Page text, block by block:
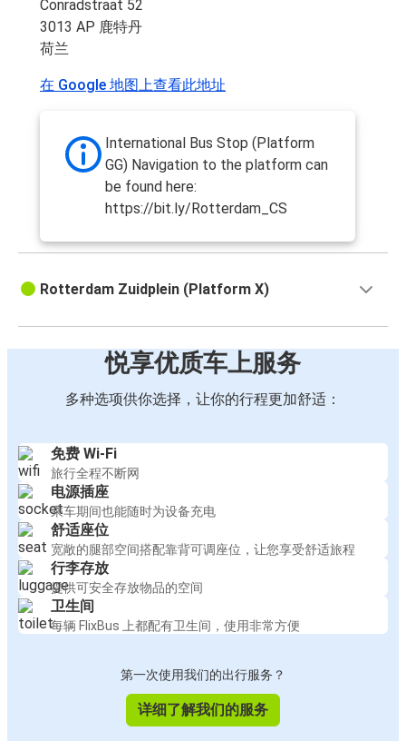
Conradstraat 52
3013 AP 鹿特丹
荷兰
在 Google 地图上查看此地址
International Bus Stop (Platform
GG) Navigation to the platform can
be found here:
https://bit.ly/Rotterdam_CS
Rotterdam Zuidplein (Platform X)
悦享优质车上服务
多种选项供你选择，让你的行程更加舒适：
免费 Wi-Fi
旅行全程不断网
电源插座
乘车期间也能随时为设备充电
舒适座位
宽敞的腿部空间搭配靠背可调座位，让您享受舒适旅程
行李存放
提供可安全存放物品的空间
卫生间
每辆 FlixBus 上都配有卫生间，使用非常方便
第一次使用我们的出行服务？
详细了解我们的服务